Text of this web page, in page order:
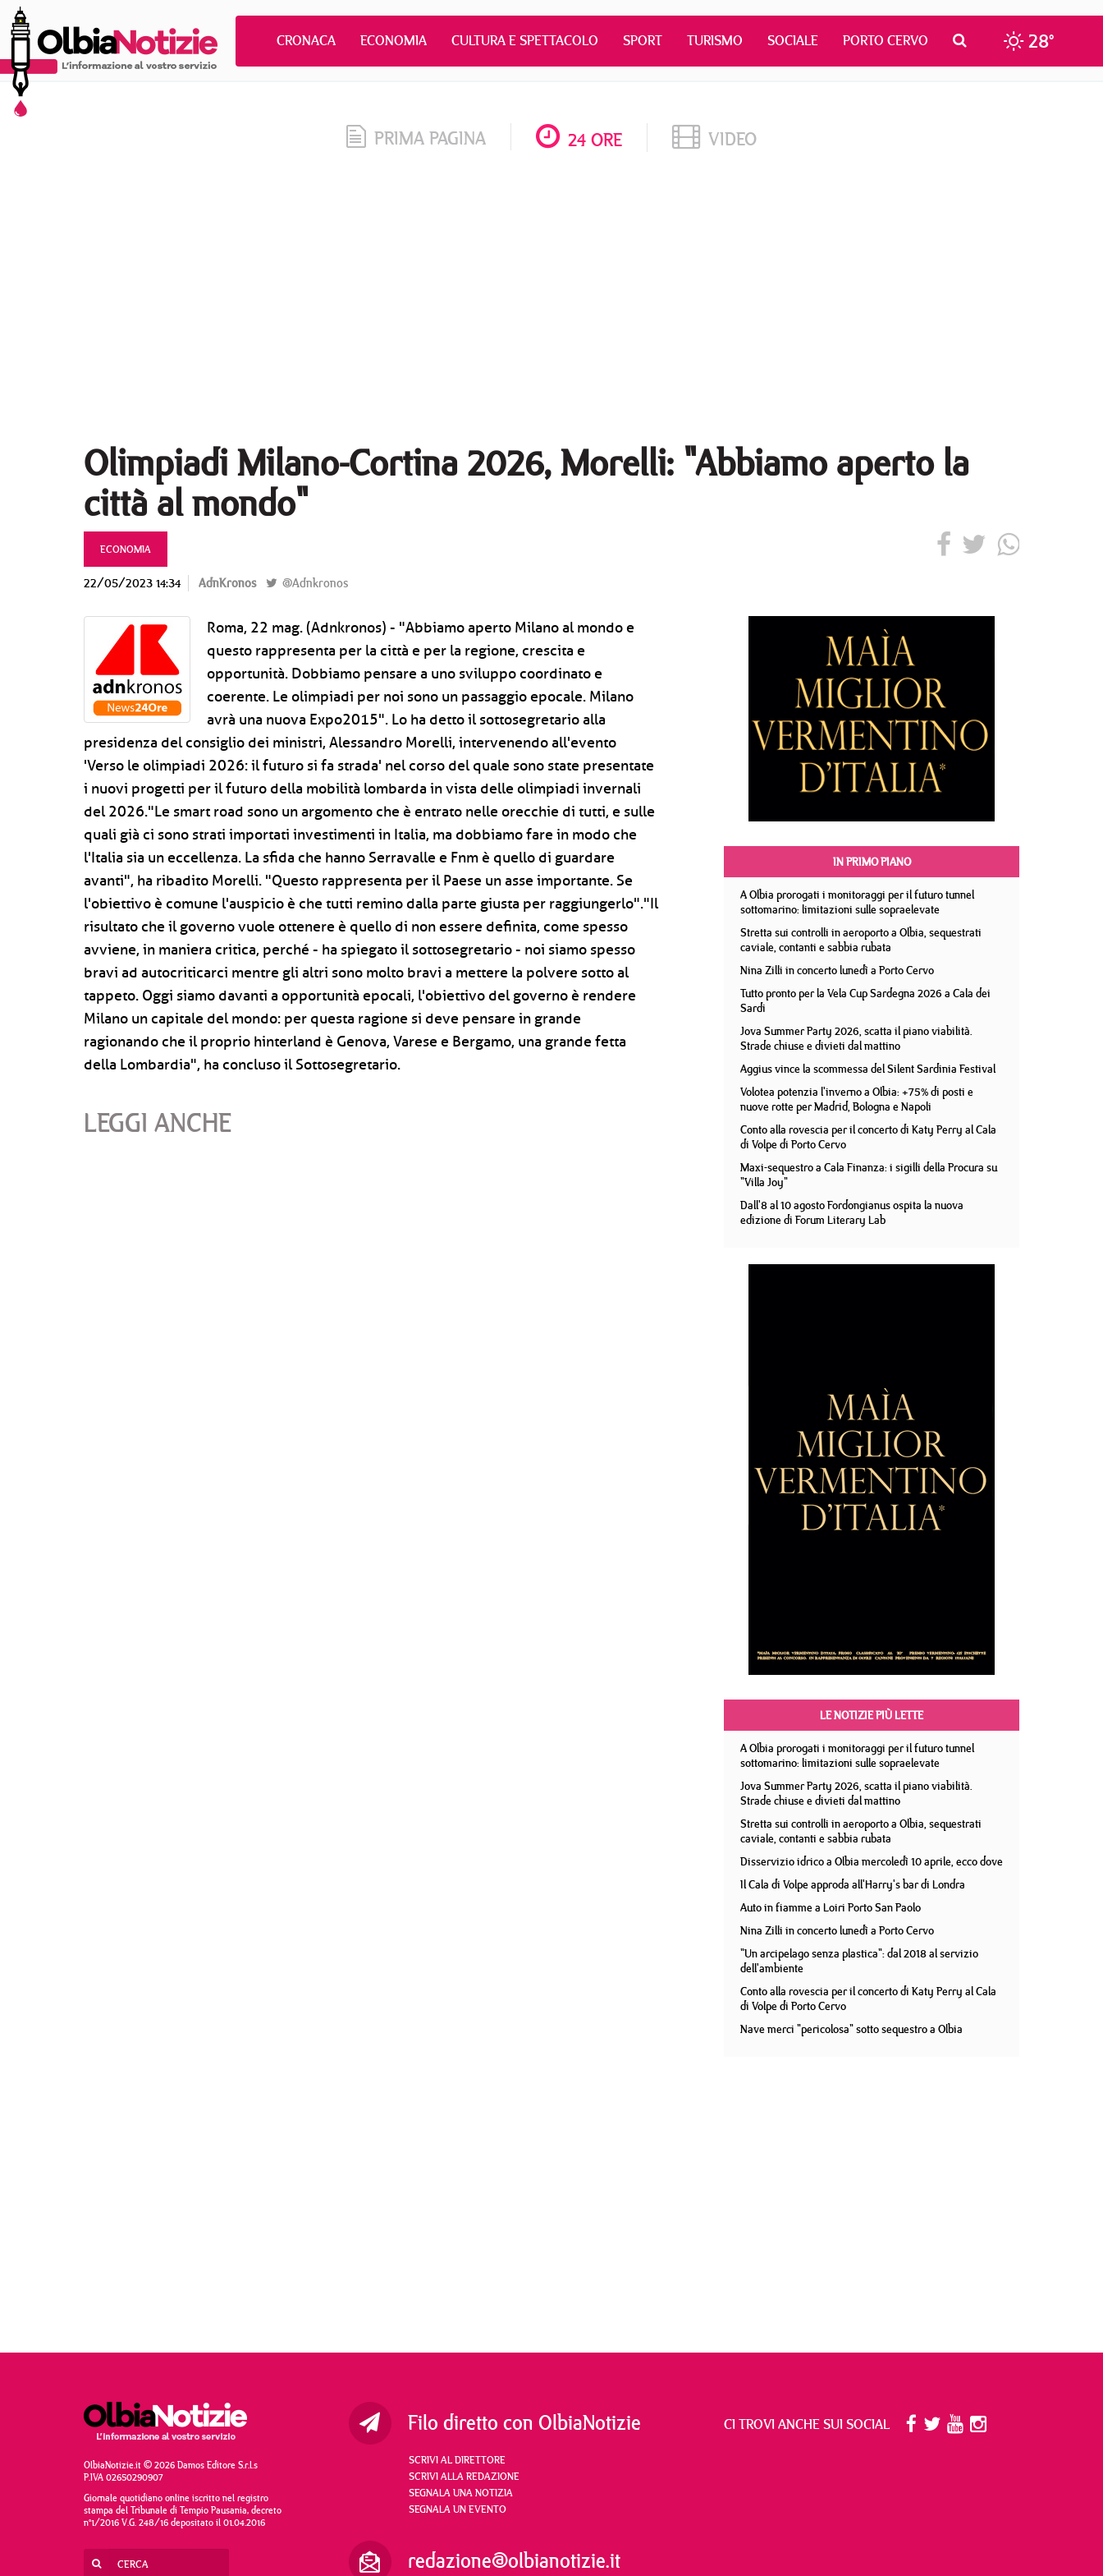
CRONACA ECONOMIA CULTURA E SPETTACOLO SPORT TURISMO SOCIALE PORTO CERVO 28°
PRIMA PAGINA 24 ORE VIDEO
Olimpiadi Milano-Cortina 2026, Morelli: "Abbiamo aperto la
città al mondo"
ECONOMIA
22/05/2023 14:34 AdnKronos @Adnkronos
Roma, 22 mag. (Adnkronos) - "Abbiamo aperto Milano al mondo e
questo rappresenta per la città e per la regione, crescita e
opportunità. Dobbiamo pensare a uno sviluppo coordinato e
coerente. Le olimpiadi per noi sono un passaggio epocale. Milano
avrà una nuova Expo2015". Lo ha detto il sottosegretario alla
presidenza del consiglio dei ministri, Alessandro Morelli, intervenendo all'evento
'Verso le olimpiadi 2026: il futuro si fa strada' nel corso del quale sono state presentate
i nuovi progetti per il futuro della mobilità lombarda in vista delle olimpiadi invernali
del 2026."Le smart road sono un argomento che è entrato nelle orecchie di tutti, e sulle
quali già ci sono strati importati investimenti in Italia, ma dobbiamo fare in modo che
l'Italia sia un eccellenza. La sfida che hanno Serravalle e Fnm è quello di guardare
avanti", ha ribadito Morelli. "Questo rappresenta per il Paese un asse importante. Se
l'obiettivo è comune l'auspicio è che tutti remino dalla parte giusta per raggiungerlo"."Il
risultato che il governo vuole ottenere è quello di non essere definita, come spesso
avviene, in maniera critica, perché - ha spiegato il sottosegretario - noi siamo spesso
bravi ad autocriticarci mentre gli altri sono molto bravi a mettere la polvere sotto al
tappeto. Oggi siamo davanti a opportunità epocali, l'obiettivo del governo è rendere
Milano un capitale del mondo: per questa ragione si deve pensare in grande
ragionando che il proprio hinterland è Genova, Varese e Bergamo, una grande fetta
della Lombardia", ha concluso il Sottosegretario.
LEGGI ANCHE
IN PRIMO PIANO
A Olbia prorogati i monitoraggi per il futuro tunnel
sottomarino: limitazioni sulle sopraelevate
Stretta sui controlli in aeroporto a Olbia, sequestrati
caviale, contanti e sabbia rubata
Nina Zilli in concerto lunedì a Porto Cervo
Tutto pronto per la Vela Cup Sardegna 2026 a Cala dei
Sardi
Jova Summer Party 2026, scatta il piano viabilità.
Strade chiuse e divieti dal mattino
Aggius vince la scommessa del Silent Sardinia Festival
Volotea potenzia l'inverno a Olbia: +75% di posti e
nuove rotte per Madrid, Bologna e Napoli
Conto alla rovescia per il concerto di Katy Perry al Cala
di Volpe di Porto Cervo
Maxi-sequestro a Cala Finanza: i sigilli della Procura su
"Villa Joy"
Dall'8 al 10 agosto Fordongianus ospita la nuova
edizione di Forum Literary Lab
LE NOTIZIE PIÙ LETTE
A Olbia prorogati i monitoraggi per il futuro tunnel
sottomarino: limitazioni sulle sopraelevate
Jova Summer Party 2026, scatta il piano viabilità.
Strade chiuse e divieti dal mattino
Stretta sui controlli in aeroporto a Olbia, sequestrati
caviale, contanti e sabbia rubata
Disservizio idrico a Olbia mercoledì 10 aprile, ecco dove
Il Cala di Volpe approda all'Harry's bar di Londra
Auto in fiamme a Loiri Porto San Paolo
Nina Zilli in concerto lunedì a Porto Cervo
"Un arcipelago senza plastica": dal 2018 al servizio
dell'ambiente
Conto alla rovescia per il concerto di Katy Perry al Cala
di Volpe di Porto Cervo
Nave merci "pericolosa" sotto sequestro a Olbia
OlbiaNotizie.it © 2026 Damos Editore S.r.l.s
P.IVA 02650290907
Giornale quotidiano online iscritto nel registro
stampa del Tribunale di Tempio Pausania, decreto
n°1/2016 V.G. 248/16 depositato il 01.04.2016
Filo diretto con OlbiaNotizie
SCRIVI AL DIRETTORE
SCRIVI ALLA REDAZIONE
SEGNALA UNA NOTIZIA
SEGNALA UN EVENTO
redazione@olbianotizie.it
CI TROVI ANCHE SUI SOCIAL